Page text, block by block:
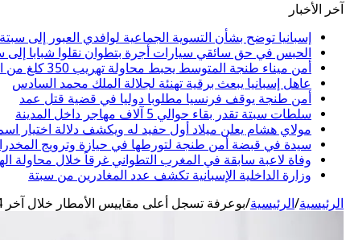
آخر الأخبار
إسبانيا توضح بشأن التسوية الجماعية لوافدي العبور إلى
الحبس في حق سائقي سيارات أجرة بتطوان نقلوا شبابا إلى
أمن ميناء طنجة المتوسط يحبط محاولة تهريب 350 كلغ من الشيرا
عاهل إسبانيا يبعث برقية تهنئة لجلالة الملك محمد السادس
أمن طنجة يوقف فرنسيا مطلوبا دوليا في قضية قتل عمد
سلطات سبتة تقدر بقاء حوالي 5 آلاف مهاجر داخل المدينة
مولاي هشام يعلن ميلاد أول حفيد له ويكشف دلالة اختيار
سيدة في قبضة أمن طنجة لتورطها في حيازة وترويج
وفاة لاعبة سابقة في المغرب التطواني غرقاً خلال محاولة
وزارة الداخلية الإسبانية تكشف عدد المغادرين من سبتة
الرئيسية/الرئيسية/بوعرفة تسجل أعلى مقاييس الأمطار خلال آخر 24 ساعة